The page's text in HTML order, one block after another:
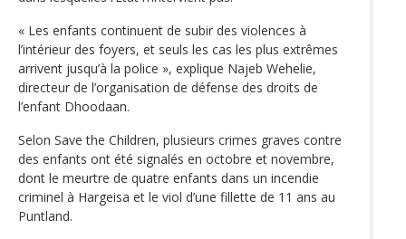
« Les enfants continuent de subir des violences à
l’intérieur des foyers, et seuls les cas les plus extrêmes
arrivent jusqu’à la police », explique Najeb Wehelie,
directeur de l’organisation de défense des droits de
l’enfant Dhoodaan.
Selon Save the Children, plusieurs crimes graves contre
des enfants ont été signalés en octobre et novembre,
dont le meurtre de quatre enfants dans un incendie
criminel à Hargeisa et le viol d’une fillette de 11 ans au
Puntland.